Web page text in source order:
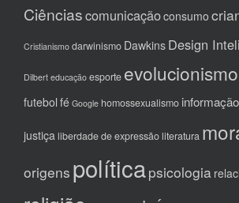
Ciênciascomunicaçãoconsumo
Cristianismo darwinismo Dawkins Design
Dilbert educação esporte evolucionismo
futebol fé Google homossexualismo informação
justiça liberdade de expressão literatura
origens políticapsicologia